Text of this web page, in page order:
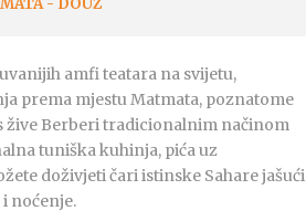
- DOUZ
amfi teatara na svijetu,
prema mjestu Matmata, poznatome
žive Berberi tradicionalnim načinom
tuniška kuhinja, pića uz
doživjeti čari istinske Sahare jašući
noćenje.